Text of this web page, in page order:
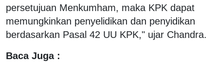
persetujuan Menkumham, maka KPK dapat
memungkinkan penyelidikan dan penyidikan
berdasarkan Pasal 42 UU KPK," ujar Chandra.
Baca Juga :